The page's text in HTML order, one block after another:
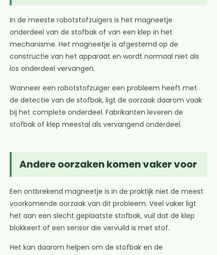
In de meeste robotstofzuigers is het magneetje
onderdeel van de stofbak of van een klep in het
mechanisme. Het magneetje is afgestemd op de
constructie van het apparaat en wordt normaal niet als
los onderdeel vervangen.
Wanneer een robotstofzuiger een probleem heeft met
de detectie van de stofbak, ligt de oorzaak daarom vaak
bij het complete onderdeel. Fabrikanten leveren de
stofbak of klep meestal als vervangend onderdeel.
Andere oorzaken komen vaker voor
Een ontbrekend magneetje is in de praktijk niet de meest
voorkomende oorzaak van dit probleem. Veel vaker ligt
het aan een slecht geplaatste stofbak, vuil dat de klep
blokkeert of een sensor die vervuild is met stof.
Het kan daarom helpen om de stofbak en de